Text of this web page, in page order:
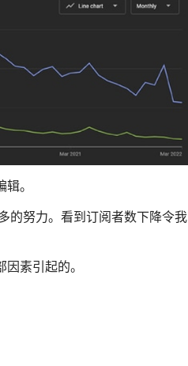
。
的努力。看到订阅者数下降令我
素引起的。